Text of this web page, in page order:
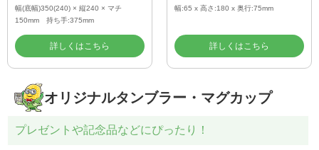
幅(底幅)350(240) × 縦240 × マチ
150mm 持ち手:375mm
詳しくはこちら
幅:65 x 高さ:180 x 奥行:75mm
詳しくはこちら
オリジナルタンブラー・マグカップ
プレゼントや記念品などにぴったり！